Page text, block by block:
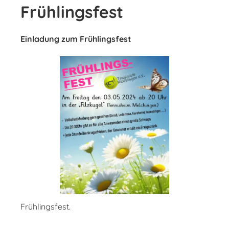
Frühlingsfest
Einladung zum Frühlingsfest
Frühlingsfest.